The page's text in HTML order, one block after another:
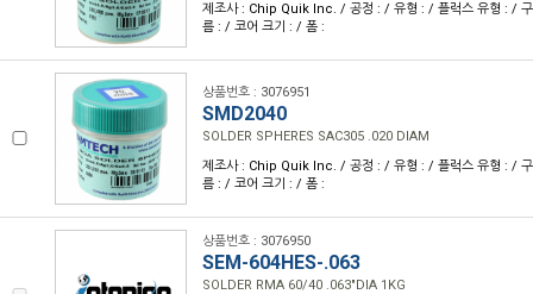
제조사 : Chip Quik Inc. / 공정 : / 유형 : / 플럭스 유형 : /
름 : / 코어 크기 : / 폼 :
상품번호 : 3076951
SMD2040
SOLDER SPHERES SAC305 .020 DIAM
제조사 : Chip Quik Inc. / 공정 : / 유형 : / 플럭스 유형 : /
름 : / 코어 크기 : / 폼 :
상품번호 : 3076950
SEM-604HES-.063
SOLDER RMA 60/40 .063"DIA 1KG